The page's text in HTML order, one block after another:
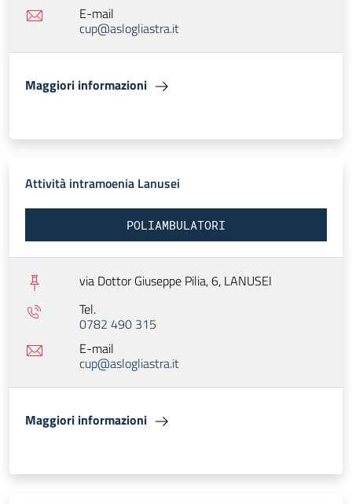
E-mail
cup@aslogliastra.it
Maggiori informazioni
Attività intramoenia Lanusei
POLIAMBULATORI
via Dottor Giuseppe Pilia, 6, LANUSEI
Tel.
0782 490 315
E-mail
cup@aslogliastra.it
Maggiori informazioni